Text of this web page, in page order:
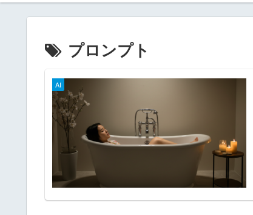
プロンプト
AI